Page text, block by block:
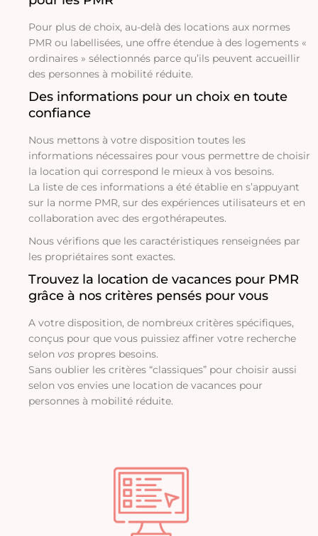
Pour plus de choix, au-delà des locations aux normes
PMR ou labellisées, une offre étendue à des logements «
ordinaires » sélectionnés parce qu’ils peuvent accueillir
des personnes à mobilité réduite.
Des informations pour un choix en toute
confiance
Nous mettons à votre disposition toutes les
informations nécessaires pour vous permettre de choisir
la location qui correspond le mieux à vos besoins.
La liste de ces informations a été établie en s’appuyant
sur la norme PMR, sur des expériences utilisateurs et en
collaboration avec des ergothérapeutes.
Nous vérifions que les caractéristiques renseignées par
les propriétaires sont exactes.
Trouvez la location de vacances pour PMR
grâce à nos critères pensés pour vous
A votre disposition, de nombreux critères spécifiques,
conçus pour que vous puissiez affiner votre recherche
selon vos propres besoins.
Sans oublier les critères “classiques” pour choisir aussi
selon vos envies une location de vacances pour
personnes à mobilité réduite.